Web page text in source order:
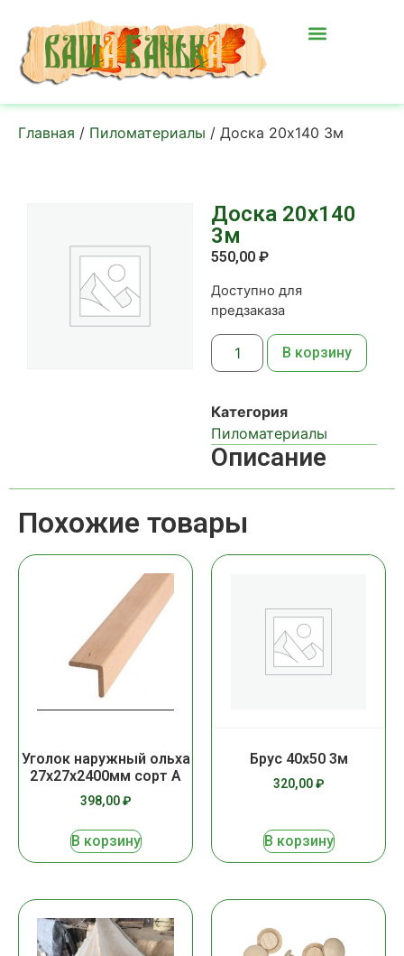
Главная / Пиломатериалы / Доска 20х140 3м
Доска 20х140
3м
550,00 ₽
Доступно для
предзаказа
В корзину
Категория
Пиломатериалы
Описание
Похожие товары
Уголок наружный ольха
27х27х2400мм сорт А
398,00₽
В корзину
Брус 40х50 3м
320,00₽
В корзину